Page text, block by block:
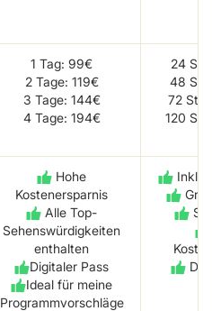
1 Tag: 99€
2 Tage: 119€
3 Tage: 144€
4 Tage: 194€
24
48
72
120
Hohe
Kostenersparnis
Alle Top-
Sehenswürdigkeiten
enthalten
Digitaler Pass
Ideal für meine
Programmvorschläge
Inkl.